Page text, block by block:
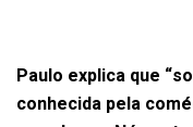
Paulo explica que
conhecida pela